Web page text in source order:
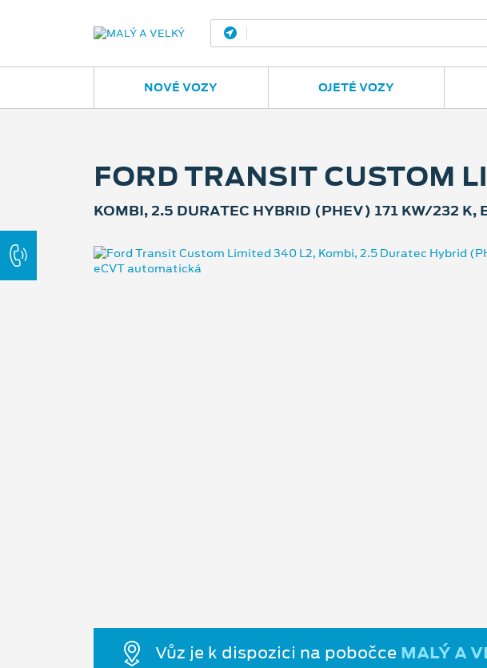
NOVÉ VOZY OJETÉ VOZY
FORD TRANSIT CUSTOM
KOMBI, 2.5 DURATEC HYBRID (PHEV) 171 KW/232 K,
Vůz je k dispozici na pobočce MALÝ A